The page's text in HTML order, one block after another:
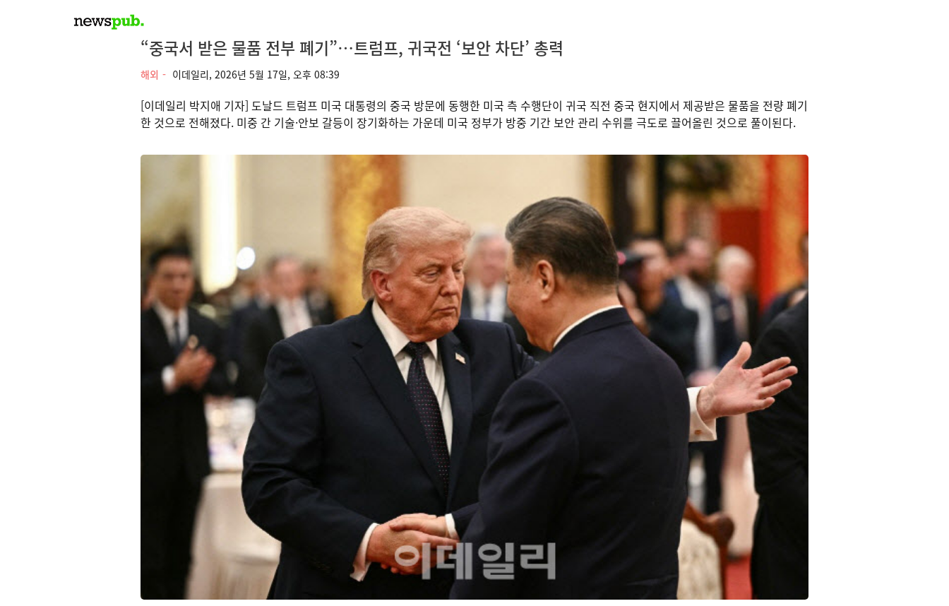
“중국서 받은 물품 전부 폐기”…트럼프, 귀국전 ‘보안 차단’ 총력
해외 이데일리, 2026년 5월 17일, 오후 08:39
[이데일리 박지애 기자] 도날드 트럼프 미국 대통령의 중국 방문에 동행한 미국 측 수행단이 귀국 직전 중국 현지에서 제공받은 물품을 전량 폐기
한 것으로 전해졌다. 미중 간 기술·안보 갈등이 장기화하는 가운데 미국 정부가 방중 기간 보안 관리 수위를 극도로 끌어올린 것으로 풀이된다.